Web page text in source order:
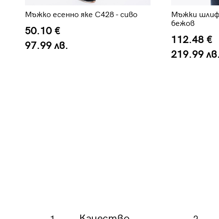
Мъжко есенно яке C428 - сиво
50.10 €
97.99 лв.
Мъжки
бежов
112.48 €
219.99 лв.